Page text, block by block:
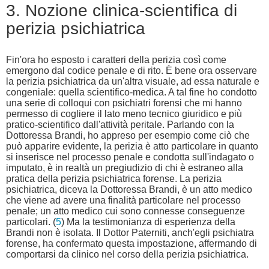
3. Nozione clinica-scientifica di
perizia psichiatrica
Fin'ora ho esposto i caratteri della perizia così come
emergono dal codice penale e di rito. È bene ora osservare
la perizia psichiatrica da un'altra visuale, ad essa naturale e
congeniale: quella scientifico-medica. A tal fine ho condotto
una serie di colloqui con psichiatri forensi che mi hanno
permesso di cogliere il lato meno tecnico giuridico e più
pratico-scientifico dall'attività peritale. Parlando con la
Dottoressa Brandi, ho appreso per esempio come ciò che
può apparire evidente, la perizia è atto particolare in quanto
si inserisce nel processo penale e condotta sull'indagato o
imputato, è in realtà un pregiudizio di chi è estraneo alla
pratica della perizia psichiatrica forense. La perizia
psichiatrica, diceva la Dottoressa Brandi, è un atto medico
che viene ad avere una finalità particolare nel processo
penale; un atto medico cui sono connesse conseguenze
particolari. (5) Ma la testimonianza di esperienza della
Brandi non è isolata. Il Dottor Paterniti, anch'egli psichiatra
forense, ha confermato questa impostazione, affermando di
comportarsi da clinico nel corso della perizia psichiatrica.